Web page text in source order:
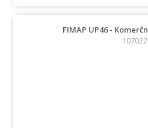
FIMAP UP46 -
107022